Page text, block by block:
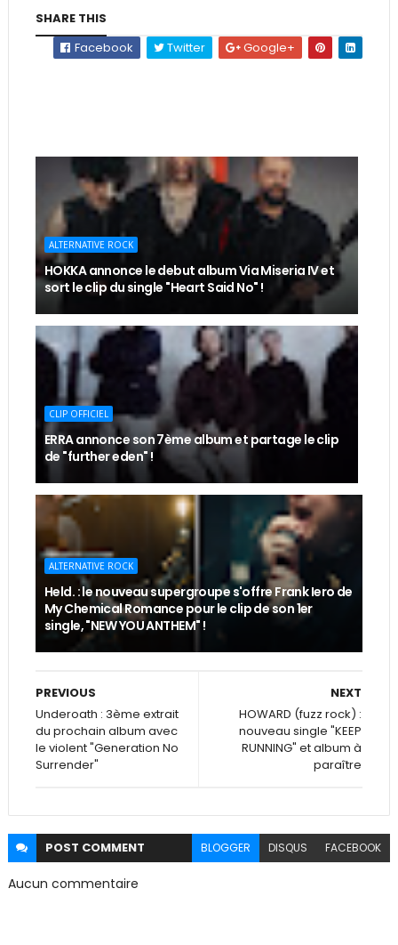
SHARE THIS
Facebook
Twitter Google+
ALTERNATIVE ROCK
HOKKA annonce le debut album Via Miseria IV et
sort le clip du single "Heart Said No" !
CLIP OFFICIEL
ERRA annonce son 7ème album et partage le clip
de "further eden" !
ALTERNATIVE ROCK
Held. : le nouveau supergroupe s'offre Frank Iero de
My Chemical Romance pour le clip de son 1er
single, "NEW YOU ANTHEM" !
NEXT
HOWARD (fuzz rock) :
nouveau single "KEEP
RUNNING" et album à
paraître
PREVIOUS
Underoath : 3ème extrait
du prochain album avec
le violent "Generation No
Surrender"
POST COMMENT BLOGGER DISQUS FACEBOOK
Aucun commentaire